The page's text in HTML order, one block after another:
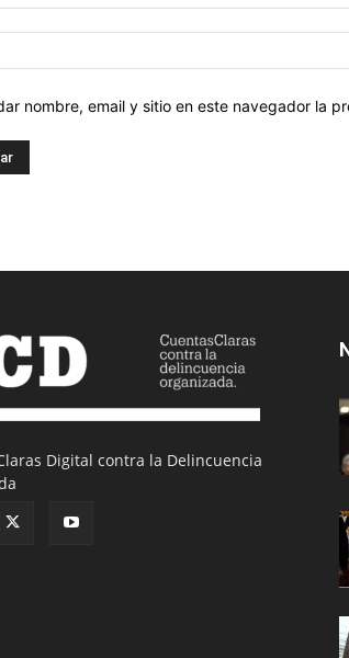
nombre, email y sitio en este navegador la
Digital contra la Delincuencia